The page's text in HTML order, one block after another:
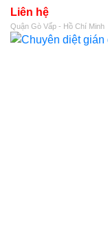
Liên hệ
Quận Gò Vấp - Hồ Chí Minh